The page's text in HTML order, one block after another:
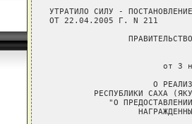
УТРАТИЛО СИЛУ -
ОТ 22.04.2005 Г. N 211
от 3
О
РЕСПУБЛИКИ САХА
"О